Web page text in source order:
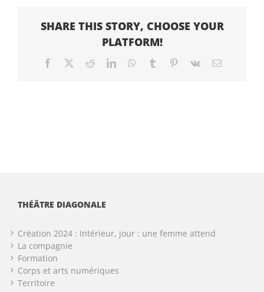
SHARE THIS STORY, CHOOSE YOUR
PLATFORM!
Facebook RedditLinkedInWhatsApp
Tumblr Pinterest
Vk Email
THÉÂTRE DIAGONALE
Création 2024 : Intérieur, jour : une femme attend
La compagnie
Formation
Corps et arts numériques
Territoire